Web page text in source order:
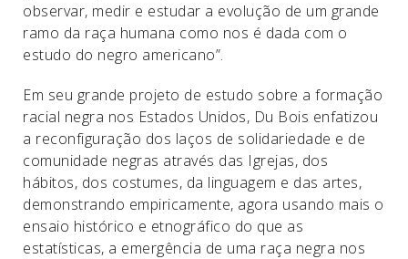
observar, medir e estudar a evolução de um grande
ramo da raça humana como nos é dada com o
estudo do negro americano”.
Em seu grande projeto de estudo sobre a formação
racial negra nos Estados Unidos, Du Bois enfatizou
a reconfiguração dos laços de solidariedade e de
comunidade negras através das Igrejas, dos
hábitos, dos costumes, da linguagem e das artes,
demonstrando empiricamente, agora usando mais o
ensaio histórico e etnográfico do que as
estatísticas, a emergência de uma raça negra nos